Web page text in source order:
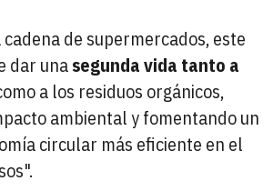
de supermercados, este
dar unasegunda vida tanto a
a los residuos orgánicos,
ambiental y fomentando un
circular más eficiente en el